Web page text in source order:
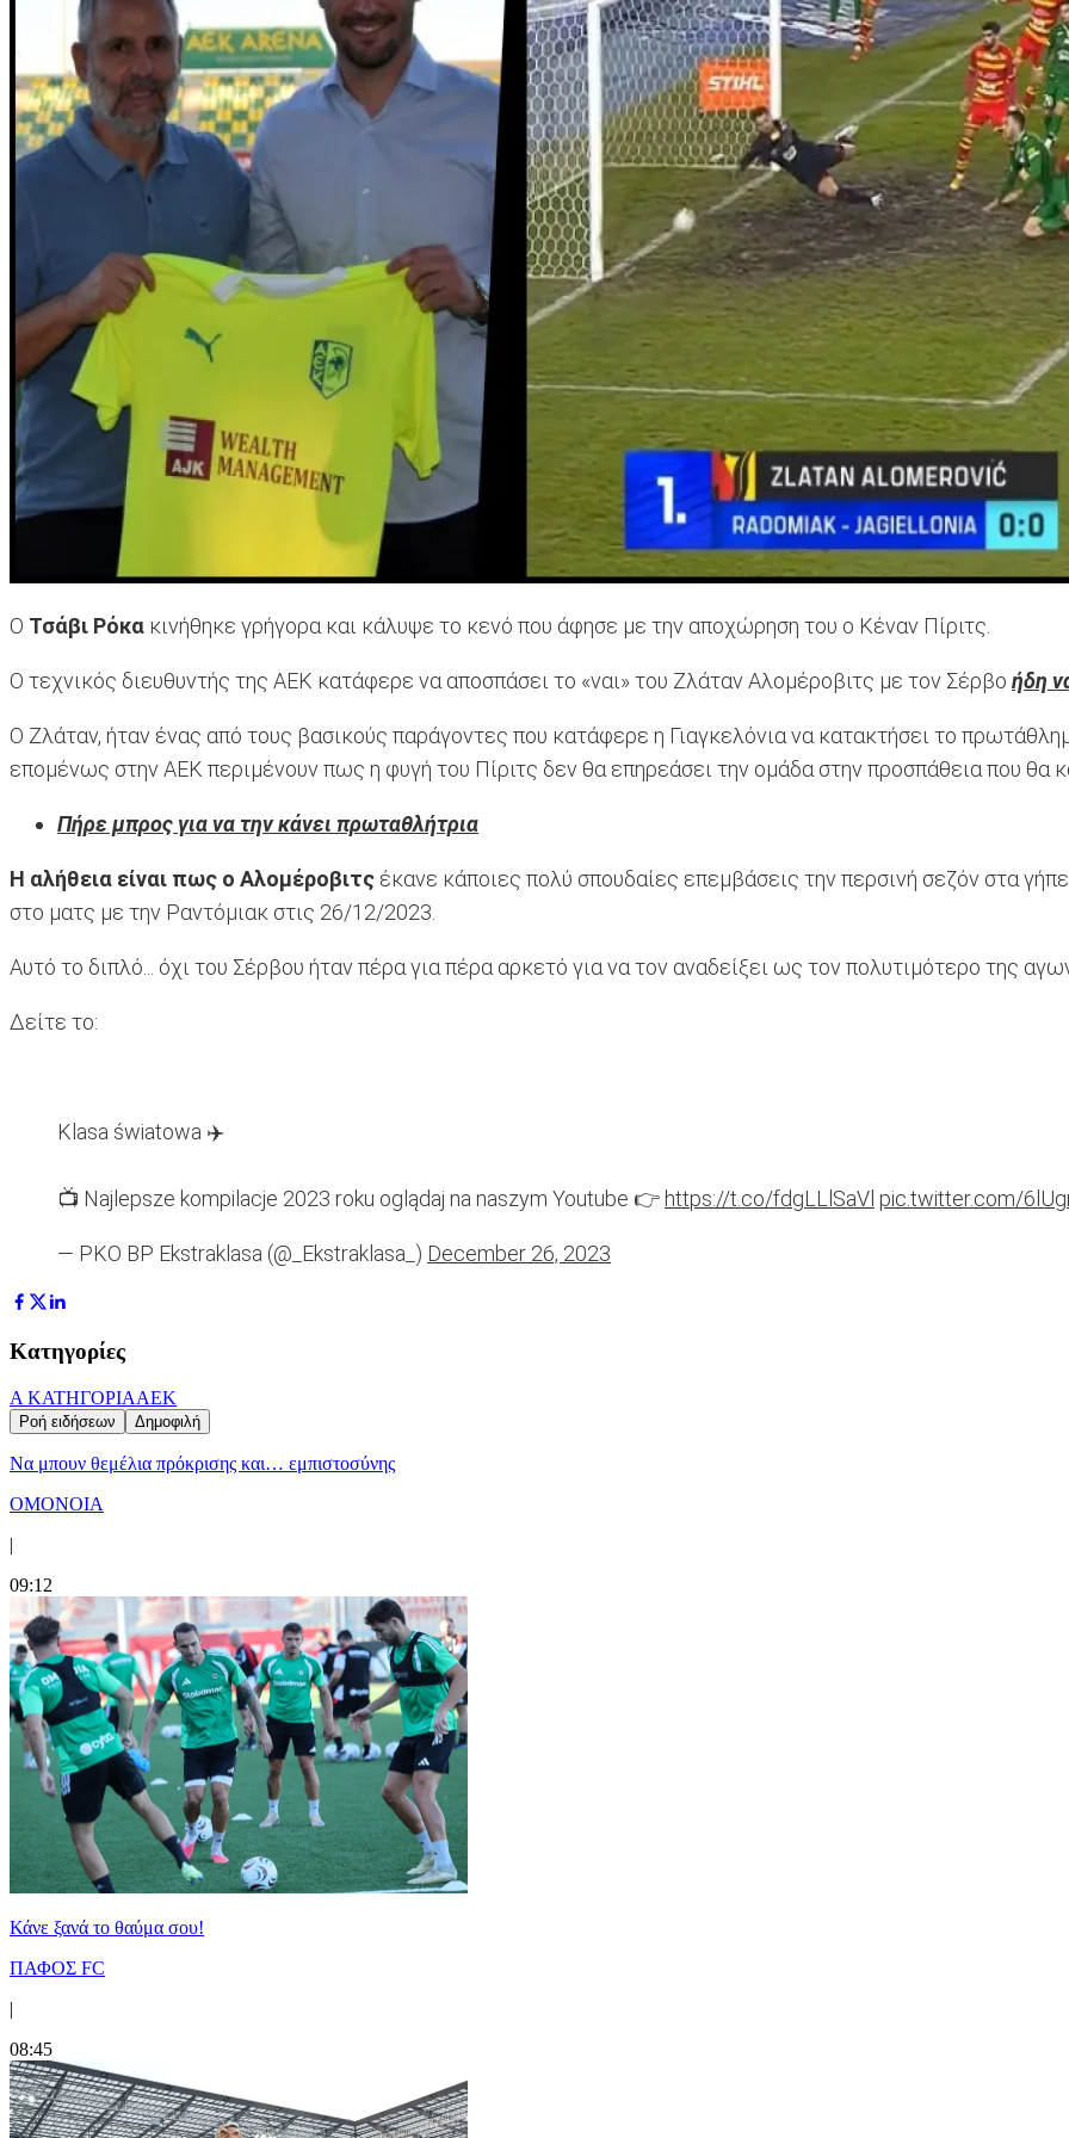
Ο Τσάβι Ρόκα κινήθηκε γρήγορα και κάλυψε το κενό που άφησε με την αποχώρηση του ο Κέναν Πίριτς.
Ο τεχνικός διευθυντής της ΑΕΚ κατάφερε να αποσπάσει το «ναι» του Ζλάταν Αλομέροβιτς με τον Σέρβο ήδη
Ο Ζλάταν, ήταν ένας από τους βασικούς παράγοντες που κατάφερε η Γιαγκελόνια να κατακτήσει το
επομένως στην ΑΕΚ περιμένουν πως η φυγή του Πίριτς δεν θα επηρεάσει την ομάδα στην προσπάθεια που θα
Πήρε μπρος για να την κάνει πρωταθλήτρια
Η αλήθεια είναι πως ο Αλομέροβιτς έκανε κάποιες πολύ σπουδαίες επεμβάσεις την περσινή σεζόν στα
στο ματς με την Ραντόμιακ στις 26/12/2023.
Αυτό το διπλό... όχι του Σέρβου ήταν πέρα για πέρα αρκετό για να τον αναδείξει ως τον πολυτιμότερο της
Δείτε το:
Klasa światowa ✈️
📺 Najlepsze kompilacje 2023 roku oglądaj na naszym Youtube 👉 https://t.co/fdgLLlSaVl pic.twitter.com/
— PKO BP Ekstraklasa (@_Ekstraklasa_) December 26, 2023
Κατηγορίες
Α ΚΑΤΗΓΟΡΙΑΑΕΚ
Ροή ειδήσεων Δημοφιλή
Να μπουν θεμέλια πρόκρισης και… εμπιστοσύνης
ΟΜΟΝΟΙΑ
|
09:12
Κάνε ξανά το θαύμα σου!
ΠΑΦΟΣ FC
|
08:45